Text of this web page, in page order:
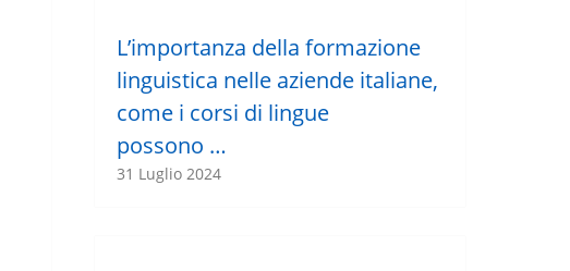
L’importanza della formazione
linguistica nelle aziende italiane,
come i corsi di lingue
possono …
31 Luglio 2024